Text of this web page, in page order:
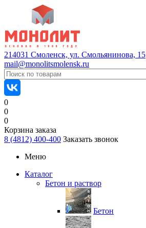
214031 Смоленск, ул. Смольянинова, 15
mail@monolitsmolensk.ru
0
0
0
Корзина заказа
8 (4812) 400-400 Заказать звонок
Меню
Каталог
Бетон и раствор
Бетон